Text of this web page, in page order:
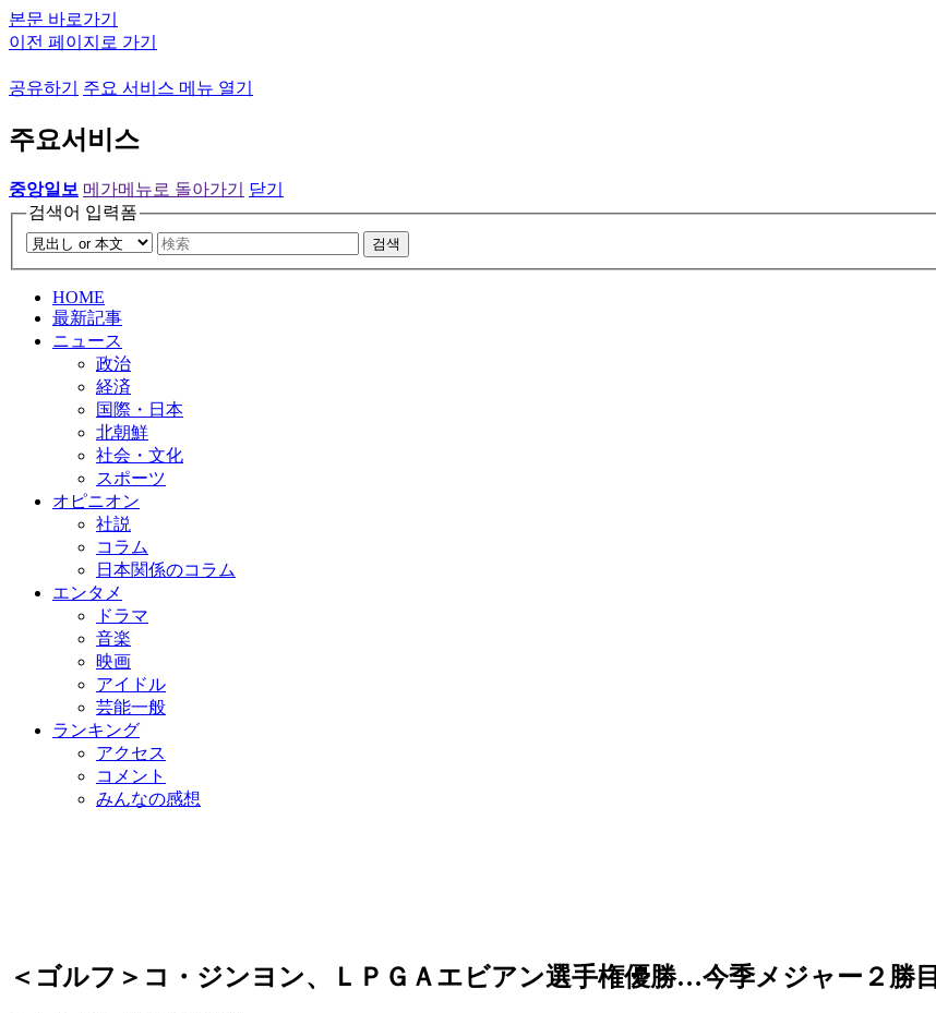
본문 바로가기
이전 페이지로 가기
공유하기 주요 서비스 메뉴 열기
주요서비스
중앙일보 메가메뉴로 돌아가기
닫기
검색어 입력폼
검색
HOME
最新記事
ニュース
政治
経済
国際・日本
北朝鮮
社会・文化
スポーツ
オピニオン
社説
コラム
日本関係のコラム
エンタメ
ドラマ
音楽
映画
アイドル
芸能一般
ランキング
アクセス
コメント
みんなの感想
＜ゴルフ＞コ・ジンヨン、ＬＰＧＡエビアン選手権優勝…今季メジャー２勝目